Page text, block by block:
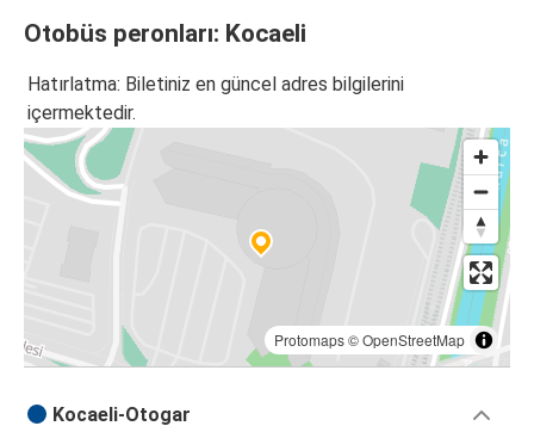
Otobüs peronları: Kocaeli
Hatırlatma: Biletiniz en güncel adres bilgilerini
içermektedir.
Protomaps©OpenStreetMap
Kocaeli-Otogar